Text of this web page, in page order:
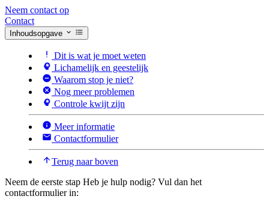
Neem contact op
Contact
Inhoudsopgave
Dit is wat je moet weten
Lichamelijk en geestelijk
Waarom stop je niet?
Nog meer problemen
Controle kwijt zijn
Meer informatie
Contactformulier
Terug naar boven
Neem de eerste stap Heb je hulp nodig? Vul dan het
contactformulier in: